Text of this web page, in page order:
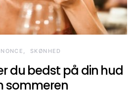
SKØNHED
du bedst på din hud
sommeren